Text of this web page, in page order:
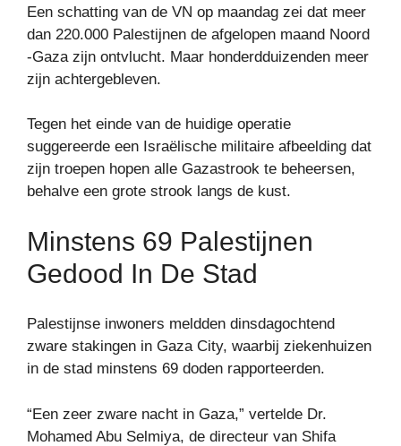
Een schatting van de VN op maandag zei dat meer
dan 220.000 Palestijnen de afgelopen maand Noord
-Gaza zijn ontvlucht. Maar honderdduizenden meer
zijn achtergebleven.
Tegen het einde van de huidige operatie
suggereerde een Israëlische militaire afbeelding dat
zijn troepen hopen alle Gazastrook te beheersen,
behalve een grote strook langs de kust.
Minstens 69 Palestijnen
Gedood In De Stad
Palestijnse inwoners meldden dinsdagochtend
zware stakingen in Gaza City, waarbij ziekenhuizen
in de stad minstens 69 doden rapporteerden.
“Een zeer zware nacht in Gaza,” vertelde Dr.
Mohamed Abu Selmiya, de directeur van Shifa